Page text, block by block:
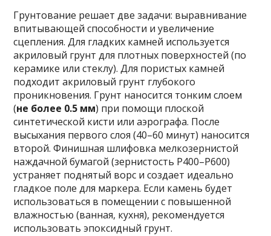
Грунтование решает две задачи: выравнивание
впитывающей способности и увеличение
сцепления. Для гладких камней используется
акриловый грунт для плотных поверхностей (по
керамике или стеклу). Для пористых камней
подходит акриловый грунт глубокого
проникновения. Грунт наносится тонким слоем
(не более 0.5 мм) при помощи плоской
синтетической кисти или аэрографа. После
высыхания первого слоя (40–60 минут) наносится
второй. Финишная шлифовка мелкозернистой
наждачной бумагой (зернистость P400–P600)
устраняет поднятый ворс и создает идеально
гладкое поле для маркера. Если камень будет
использоваться в помещении с повышенной
влажностью (ванная, кухня), рекомендуется
использовать эпоксидный грунт.